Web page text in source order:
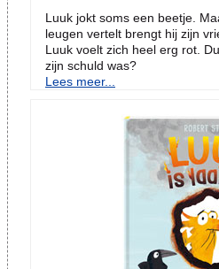
Luuk jokt soms een beetje.
leugen vertelt brengt hij zijn
Luuk voelt zich heel erg rot.
zijn schuld was?
Lees meer...